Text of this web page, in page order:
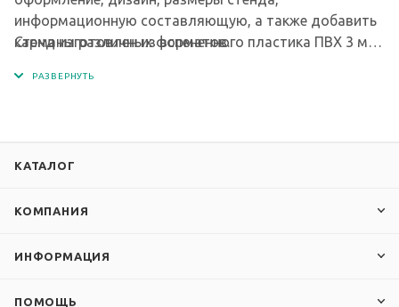
информационную составляющую, а также добавить
карманы различных форматов.
Стенд изготовлен из вспененного пластика ПВХ 3 мм.
пленке Orafol (пр-во Германия), экосольвентными
КАТАЛОГ
КОМПАНИЯ
ИНФОРМАЦИЯ
ПОМОЩЬ